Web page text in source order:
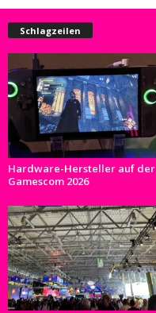
Schlagzeilen
Hardware-Hersteller auf der
Gamescom 2026